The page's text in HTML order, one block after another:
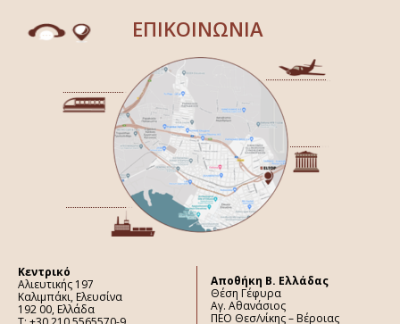
ΕΠΙΚΟΙΝΩΝΙΑ
Κεντρικό
Αλιευτικής 197
Καλιμπάκι, Ελευσίνα
192 00, Ελλάδα
Aποθήκη Β. Ελλάδας
Θέση Γέφυρα
Αγ. Αθανάσιος
ΠΕΟ Θεσ/νίκης – Βέροιας